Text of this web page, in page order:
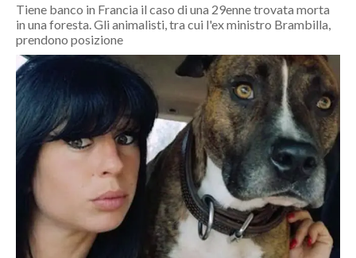
CRONACA
ITALIA
MONDO
POLITICA
ECONOMIA
SERVIZI ALLE IMPRESE
LAVORO
BANDI
Tiene banco in Francia il caso di una 29enne trovata morta
in una foresta. Gli animalisti, tra cui l'ex ministro Brambilla,
prendono posizione